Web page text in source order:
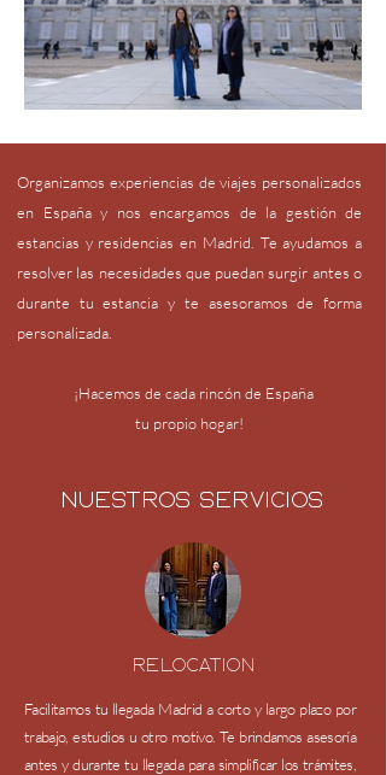
Organizamos experiencias de viajes personalizados
en España y nos encargamos de la gestión de
estancias y residencias en Madrid. Te ayudamos a
resolver las necesidades que puedan surgir antes o
durante tu estancia y te asesoramos de forma
personalizada.
¡Hacemos de cada rincón de España
tu propio hogar!
Nuestros servicios
Relocation
Facilitamos tu llegada Madrid a corto y largo plazo por
trabajo, estudios u otro motivo. Te brindamos asesoría
antes y durante tu llegada para simplificar los trámites,